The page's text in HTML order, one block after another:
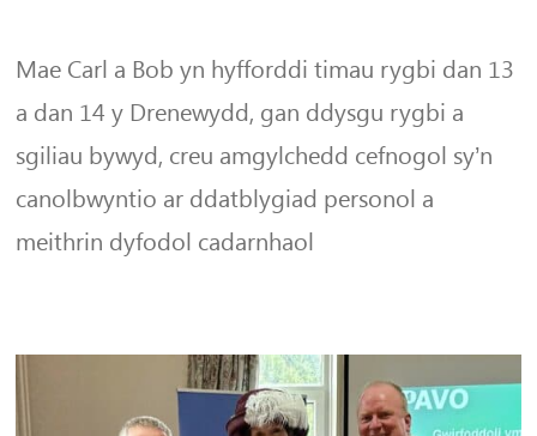
Mae Carl a Bob yn hyfforddi timau rygbi dan 13
a dan 14 y Drenewydd, gan ddysgu rygbi a
sgiliau bywyd, creu amgylchedd cefnogol sy’n
canolbwyntio ar ddatblygiad personol a
meithrin dyfodol cadarnhaol